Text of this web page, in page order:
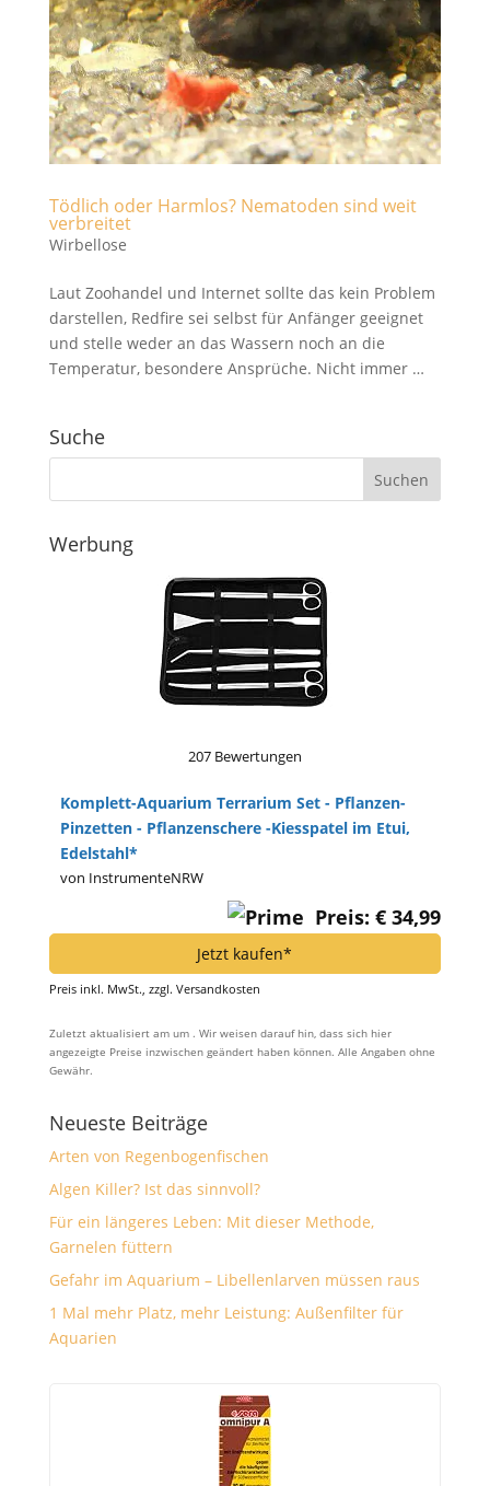
Tödlich oder Harmlos? Nematoden sind weit
verbreitet
Wirbellose
Laut Zoohandel und Internet sollte das kein Problem
darstellen, Redfire sei selbst für Anfänger geeignet
und stelle weder an das Wassern noch an die
Temperatur, besondere Ansprüche. Nicht immer …
Suche
Werbung
207 Bewertungen
Komplett-Aquarium Terrarium Set - Pflanzen-
Pinzetten - Pflanzenschere -Kiesspatel im Etui,
Edelstahl*
von InstrumenteNRW
Preis: € 34,99
Jetzt kaufen*
Preis inkl. MwSt., zzgl. Versandkosten
Zuletzt aktualisiert am um . Wir weisen darauf hin, dass sich hier
angezeigte Preise inzwischen geändert haben können. Alle Angaben ohne
Gewähr.
Neueste Beiträge
Arten von Regenbogenfischen
Algen Killer? Ist das sinnvoll?
Für ein längeres Leben: Mit dieser Methode,
Garnelen füttern
Gefahr im Aquarium – Libellenlarven müssen raus
1 Mal mehr Platz, mehr Leistung: Außenfilter für
Aquarien